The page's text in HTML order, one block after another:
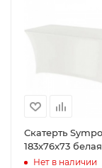
Скатерть
183x76x73 белая
Нет в наличии